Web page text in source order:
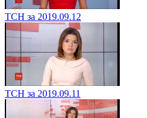
ТСН за 2019.09.12
ТСН за 2019.09.11